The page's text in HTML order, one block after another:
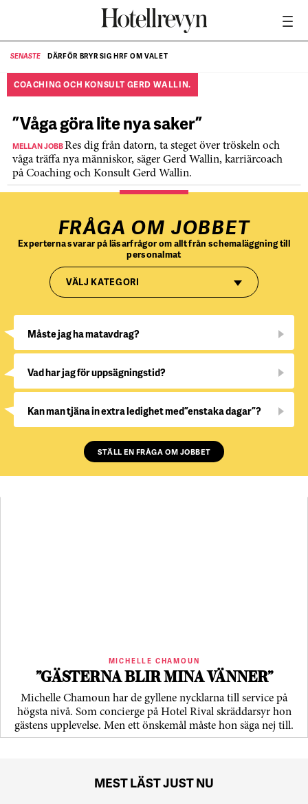
SENASTE DÄRFÖR BRYR SIG HRF OM VALET
COACHING OCH KONSULT GERD WALLIN.
”Våga göra lite nya saker”
MELLAN JOBBRes dig från datorn, ta steget över tröskeln och
våga träffa nya människor, säger Gerd Wallin, karriärcoach
på Coaching och Konsult Gerd Wallin.
FRÅGA OM JOBBET
Experterna svarar på läsarfrågor om allt från schemaläggning till
personalmat
VÄLJ KATEGORI
Måste jag ha matavdrag?
Vad har jag för uppsägningstid?
Kan man tjäna in extra ledighet med ”enstaka dagar”?
STÄLL EN FRÅGA OM JOBBET
MICHELLE CHAMOUN
”GÄSTERNA BLIR MINA VÄNNER”
Michelle Chamoun har de gyllene nycklarna till service på
högsta nivå. Som concierge på Hotel Rival skräddarsyr hon
gästens upp­levelse. Men ett önskemål måste hon säga nej till.
MEST LÄST JUST NU